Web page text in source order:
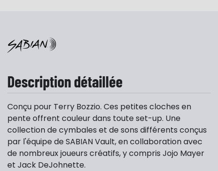
Description détaillée
Conçu pour Terry Bozzio. Ces petites cloches en
pente offrent couleur dans toute set-up. Une
collection de cymbales et de sons différents conçus
par l'équipe de SABIAN Vault, en collaboration avec
de nombreux joueurs créatifs, y compris Jojo Mayer
et Jack DeJohnette.